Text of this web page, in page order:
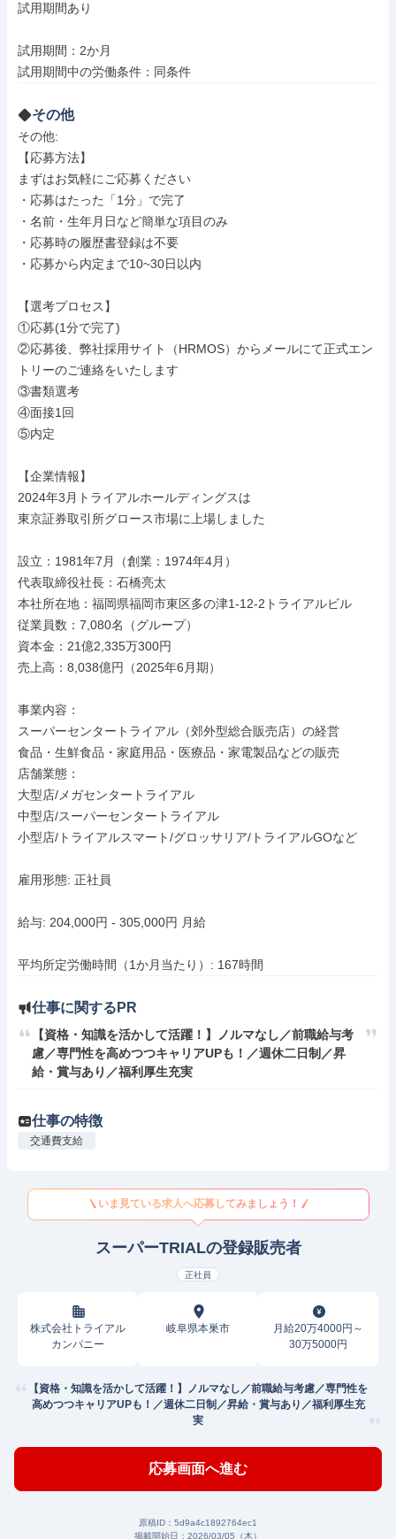
試用期間あり
試用期間：2か月
試用期間中の労働条件：同条件
その他
その他:
【応募方法】
まずはお気軽にご応募ください
・応募はたった「1分」で完了
・名前・生年月日など簡単な項目のみ
・応募時の履歴書登録は不要
・応募から内定まで10~30日以内
【選考プロセス】
①応募(1分で完了)
②応募後、弊社採用サイト（HRMOS）からメールにて正式エン
トリーのご連絡をいたします
③書類選考
④面接1回
⑤内定
【企業情報】
2024年3月トライアルホールディングスは
東京証券取引所グロース市場に上場しました
設立：1981年7月（創業：1974年4月）
代表取締役社長：石橋亮太
本社所在地：福岡県福岡市東区多の津1-12-2トライアルビル
従業員数：7,080名（グループ）
資本金：21億2,335万300円
売上高：8,038億円（2025年6月期）
事業内容：
スーパーセンタートライアル（郊外型総合販売店）の経営
食品・生鮮食品・家庭用品・医療品・家電製品などの販売
店舗業態：
大型店/メガセンタートライアル
中型店/スーパーセンタートライアル
小型店/トライアルスマート/グロッサリア/トライアルGOなど
雇用形態: 正社員
給与: 204,000円 - 305,000円 月給
平均所定労働時間（1か月当たり）: 167時間
仕事に関するPR
【資格・知識を活かして活躍！】ノルマなし／前職給与考
慮／専⾨性を⾼めつつキャリアUPも！／週休二日制／昇
給・賞与あり／福利厚生充実
仕事の特徴
交通費支給
いま見ている求人へ応募してみましょう！
スーパーTRIALの登録販売者
正社員
株式会社トライアル
カンパニー
岐阜県本巣市
月給20万4000円～
30万5000円
【資格・知識を活かして活躍！】ノルマなし／前職給与考慮／専⾨性を
⾼めつつキャリアUPも！／週休二日制／昇給・賞与あり／福利厚生充
実
応募画面へ進む
原稿ID： 5d9a4c1892764ec1
掲載開始日： 2026/03/05（木）